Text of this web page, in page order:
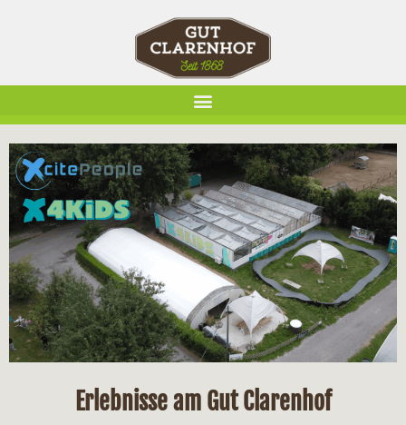
Erlebnisse am Gut Clarenhof